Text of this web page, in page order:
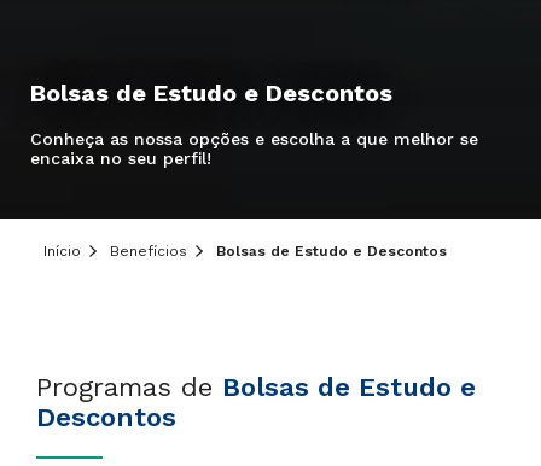
Bolsas de Estudo e Descontos
Conheça as nossa opções e escolha a que melhor se
encaixa no seu perfil!
Início Benefícios Bolsas de Estudo e Descontos
Programas de Bolsas de Estudo e
Descontos
Hei, você ainda tem dúvidas?
Precisa de mais informações sobre o curso,
processo seletivo ou formas de pagamento?